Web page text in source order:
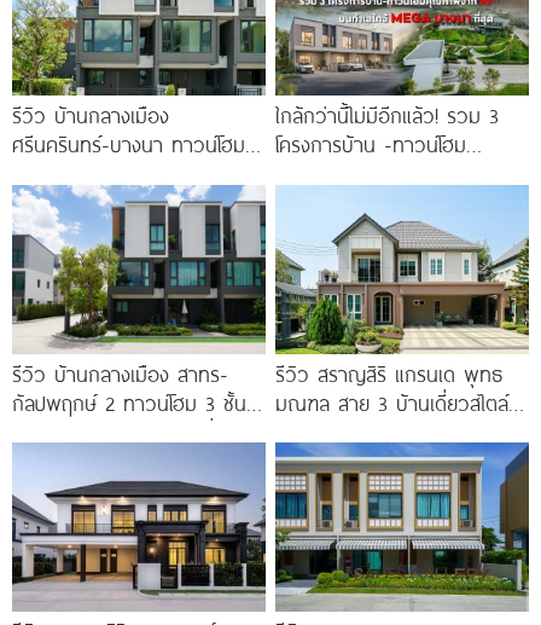
รีวิว บ้านกลางเมือง
ศรีนครินทร์-บางนา ทาวน์โฮม 3
Penthouse
ใกล้กว่านี้ไม่มีอีกแล้ว! รวม 3
โครงการบ้าน -ทาวน์โฮม
รีวิว บ้านกลางเมือง สาทร-
กัลปพฤกษ์ 2 ทาวน์โฮม 3 ชั้น
รีวิว สราญสิริ แกรนเด พุทธ
มณฑล สาย 3 บ้านเดี่ยวสไตล์